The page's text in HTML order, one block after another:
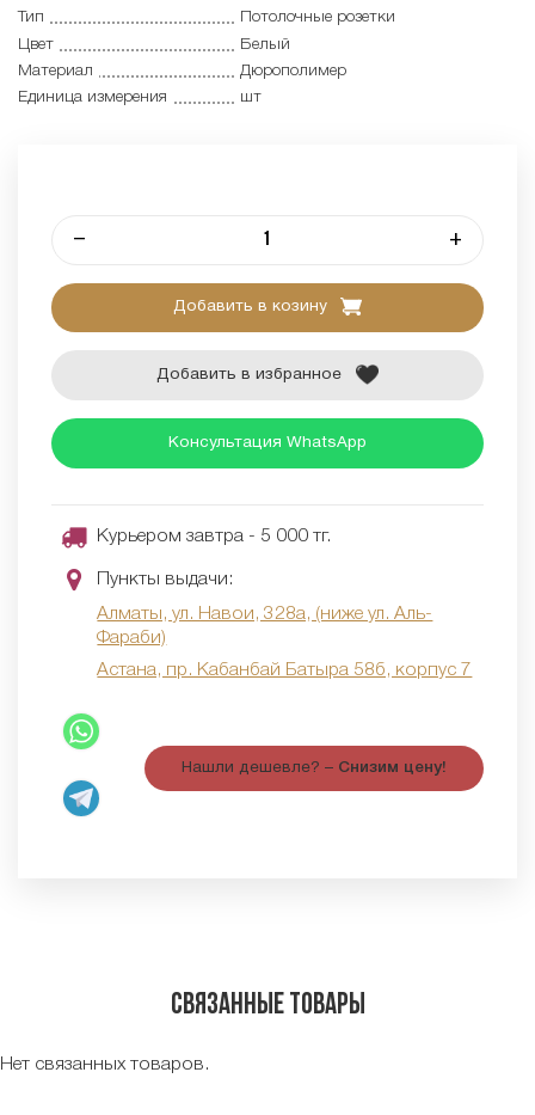
Тип
Потолочные розетки
Цвет
Белый
Материал
Дюрополимер
Единица измерения
шт
– +
Добавить в козину
Добавить в избранное
Консультация WhatsApp
Курьером завтра - 5 000 тг.
Пункты выдачи:
Алматы, ул. Навои, 328а, (ниже ул. Аль-
Фараби)
Астана, пр. Кабанбай Батыра 58б, корпус 7
Нашли дешевле? – Снизим цену!
Связанные товары
Нет связанных товаров.